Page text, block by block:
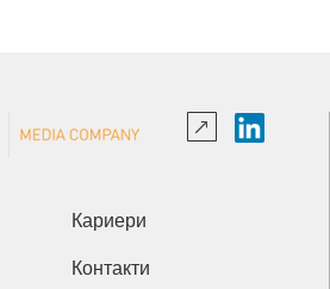
Кариери
Контакти